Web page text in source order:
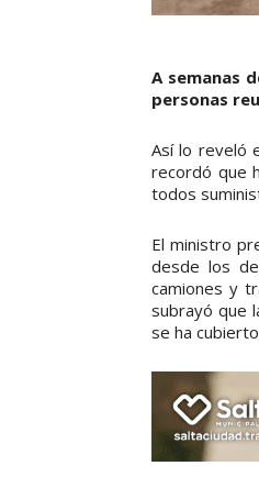
A semanas
personas
Así lo reveló
recordó que
todos
El ministro
desde los
camiones y
subrayó que
se ha